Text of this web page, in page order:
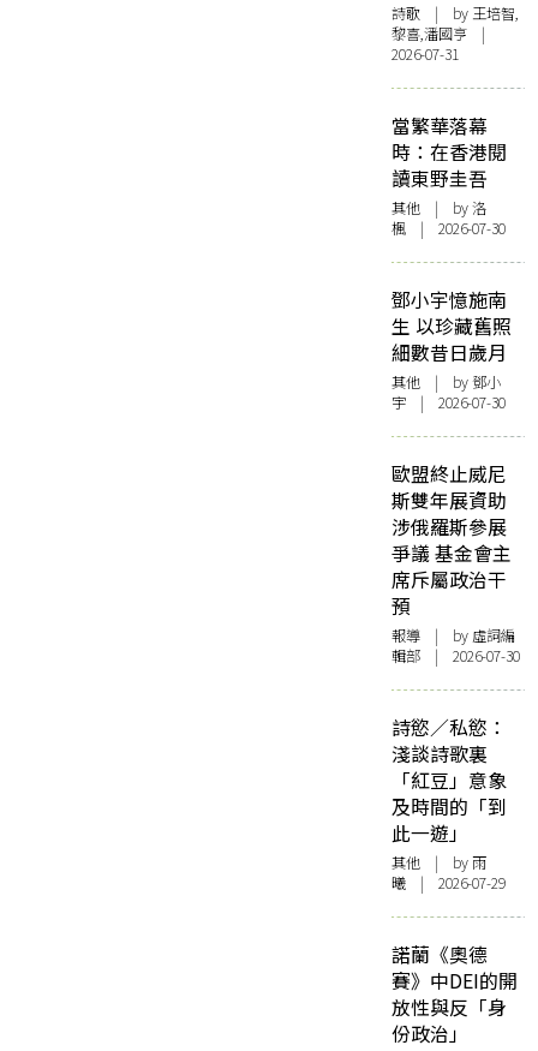
詩歌 | by 王培智,
黎喜,潘國亨 |
2026-07-31
當繁華落幕
時：在香港閱
讀東野圭吾
其他 | by洛
楓 | 2026-07-30
鄧小宇憶施南
生 以珍藏舊照
細數昔日歲月
其他 | by 鄧小
宇 | 2026-07-30
歐盟終止威尼
斯雙年展資助
涉俄羅斯參展
爭議 基金會主
席斥屬政治干
預
報導 | by 虛詞編
輯部 | 2026-07-30
詩慾／私慾：
淺談詩歌裏
「紅豆」意象
及時間的「到
此一遊」
其他 | by 雨
曦 | 2026-07-29
諾蘭《奧德
賽》中DEI的開
放性與反「身
份政治」